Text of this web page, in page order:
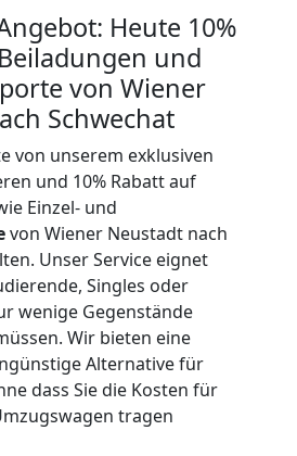
Heute 10%
und
von Wiener
Schwechat
von unserem exklusiven
und 10% Rabatt auf
Einzel- und
von Wiener Neustadt nach
Unser Service eignet
Singles oder
wenige Gegenstände
Wir bieten eine
Alternative für
dass Sie die Kosten für
tragen